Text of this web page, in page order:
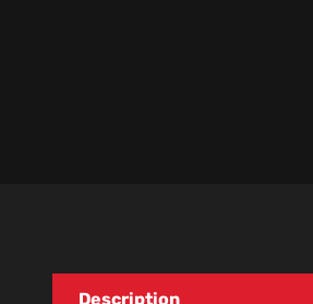
Description